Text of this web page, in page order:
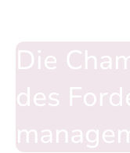
Die
des